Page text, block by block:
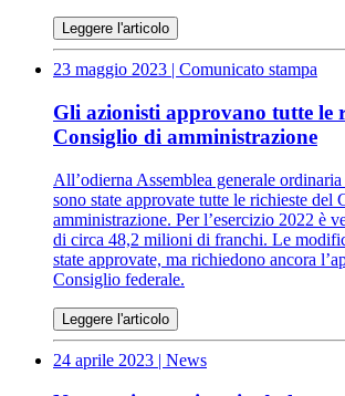
Leggere l'articolo
23 maggio 2023 | Comunicato stampa
Gli azionisti approvano tutte le
Consiglio di amministrazione
All’odierna Assemblea generale
sono state approvate tutte le richieste del
amministrazione. Per l’esercizio 2022 è
di circa 48,2 milioni di franchi. Le
state approvate, ma richiedono ancora
Consiglio federale.
Leggere l'articolo
24 aprile 2023 | News